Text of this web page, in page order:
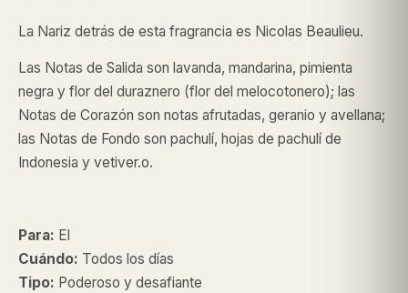
La Nariz detrás de esta fragrancia es Nicolas Beaulieu.
Las Notas de Salida son lavanda, mandarina, pimienta
negra y flor del duraznero (flor del melocotonero); las
Notas de Corazón son notas afrutadas, geranio y avellana;
las Notas de Fondo son pachulí, hojas de pachulí de
Indonesia y vetiver.o.
Para: El
Cuándo: Todos los días
Tipo: Poderoso y desafiante